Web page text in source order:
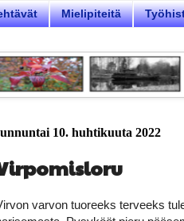
Mielipiteitä
10. huhtikuuta 2022
varvon tuoreeks terveeks